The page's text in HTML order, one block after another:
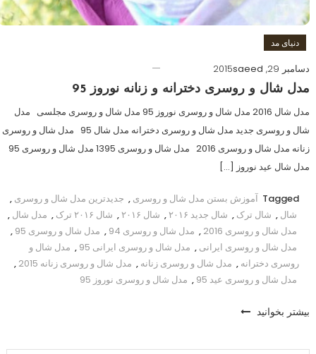
دنیای مد
دسامبر 29, 2015
saeed
مدل شال و روسری دخترانه و زنانه نوروز 95
مدل شال 2016 مدل شال و روسری نوروز 95 مدل شال و روسری مجلسی مدل
شال و روسری جدید مدل شال و روسری دخترانه مدل شال 95 مدل شال و روسری
مدل شال عید نوروز […]
Tagged آموزش بستن مدل شال و روسری , جدیدترین مدل شال و روسری ,
شال , شال ترک , شال جدید ۲۰۱۶ , شال ۲۰۱۶ , شال ۲۰۱۶ ترک , مدل شال ,
مدل شال و روسری 2016
, مدل شال و روسری 94 , مدل شال و روسری 95
,
مدل شال و روسری ایرانی , مدل شال و روسری ایرانی 95 , مدل شال و
روسری دخترانه , مدل شال و روسری زنانه , مدل شال و روسری زنانه 2015
,
مدل شال و روسری عید 95
, مدل شال و روسری نوروز 95
بیشتر بخوانید